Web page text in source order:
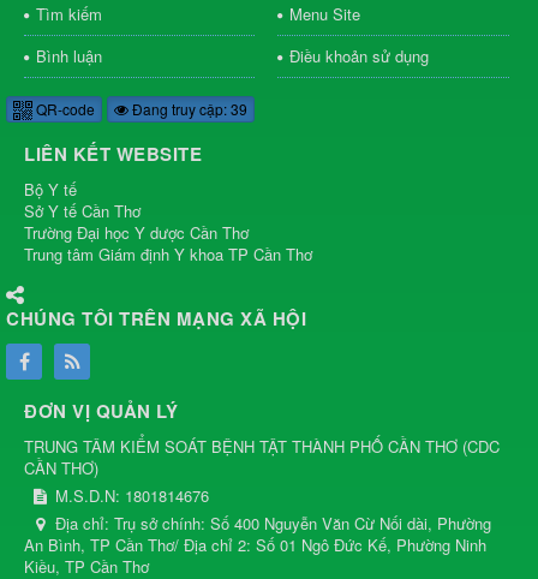
Tìm kiếm
Menu Site
Bình luận
Điều khoản sử dụng
QR-code Đang truy cập: 39
LIÊN KẾT WEBSITE
Bộ Y tế
Sở Y tế Cần Thơ
Trường Đại học Y dược Cần Thơ
Trung tâm Giám định Y khoa TP Cần Thơ
CHÚNG TÔI TRÊN MẠNG XÃ HỘI
ĐƠN VỊ QUẢN LÝ
TRUNG TÂM KIỂM SOÁT BỆNH TẬT THÀNH PHỐ CẦN THƠ (CDC
CẦN THƠ)
M.S.D.N: 1801814676
Địa chỉ: Trụ sở chính: Số 400 Nguyễn Văn Cừ Nối dài, Phường
An Bình, TP Cần Thơ/ Địa chỉ 2: Số 01 Ngô Đức Kế, Phường Ninh
Kiều, TP Cần Thơ